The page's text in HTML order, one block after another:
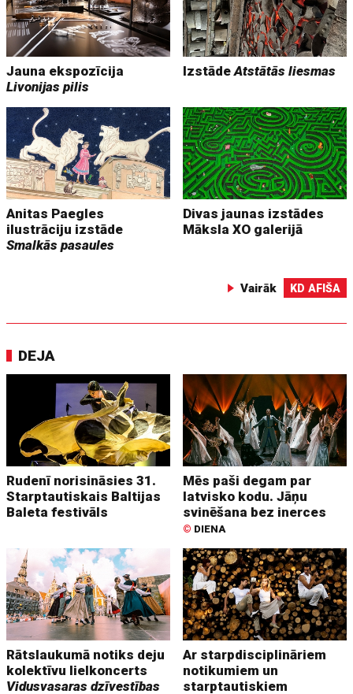
Jauna ekspozīcija
Livonijas pilis
IzstādeAtstātās liesmas
Anitas Paegles
ilustrāciju izstāde
Smalkās pasaules
Divas jaunas izstādes
Māksla XO galerijā
Vairāk KD AFIŠA
DEJA
Rudenī norisināsies 31.
Starptautiskais Baltijas
Baleta festivāls
Mēs paši degam par
latvisko kodu. Jāņu
svinēšana bez inerces
© DIENA
Rātslaukumā notiks deju
kolektīvu lielkoncerts
Vidusvasaras dzīvestības
Ar starpdisciplināriem
notikumiem un
starptautiskiem